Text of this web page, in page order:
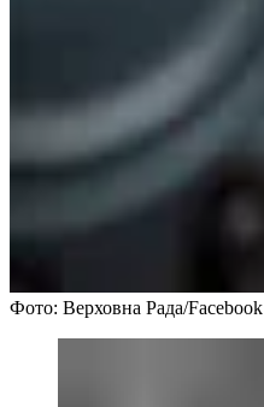
Фото: Верховна Рада/Facebook